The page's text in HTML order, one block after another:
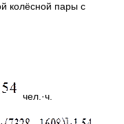
колёсной пары с
чел.·ч.